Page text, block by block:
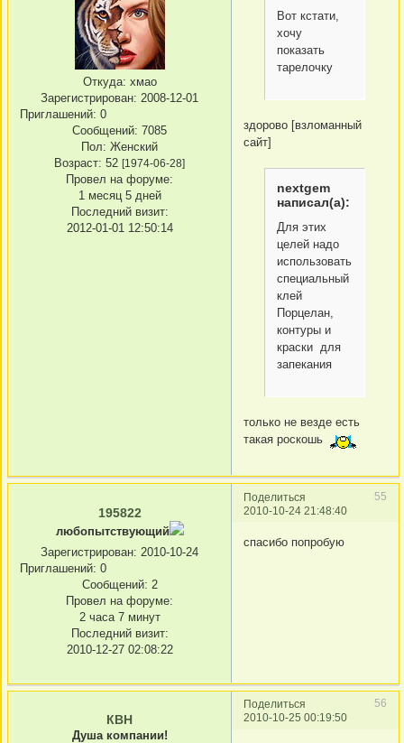
Откуда: хмао
Зарегистрирован: 2008-12-01
Приглашений: 0
Сообщений: 7085
Пол: Женский
Возраст: 52 [1974-06-28]
Провел на форуме:
1 месяц 5 дней
Последний визит:
2012-01-01 12:50:14
Вот кстати,
хочу
показать
тарелочку
здорово [взломанный
сайт]
nextgem
написал(а):
Для этих
целей надо
использовать
специальный
клей
Порцелан,
контуры и
краски для
запекания
только не везде есть
такая роскошь
Поделиться
55
2010-10-24 21:48:40
195822
любопытствующий
Зарегистрирован: 2010-10-24
Приглашений: 0
Сообщений: 2
Провел на форуме:
2 часа 7 минут
Последний визит:
2010-12-27 02:08:22
спасибо попробую
Поделиться
56
2010-10-25 00:19:50
КВН
Душа компании!